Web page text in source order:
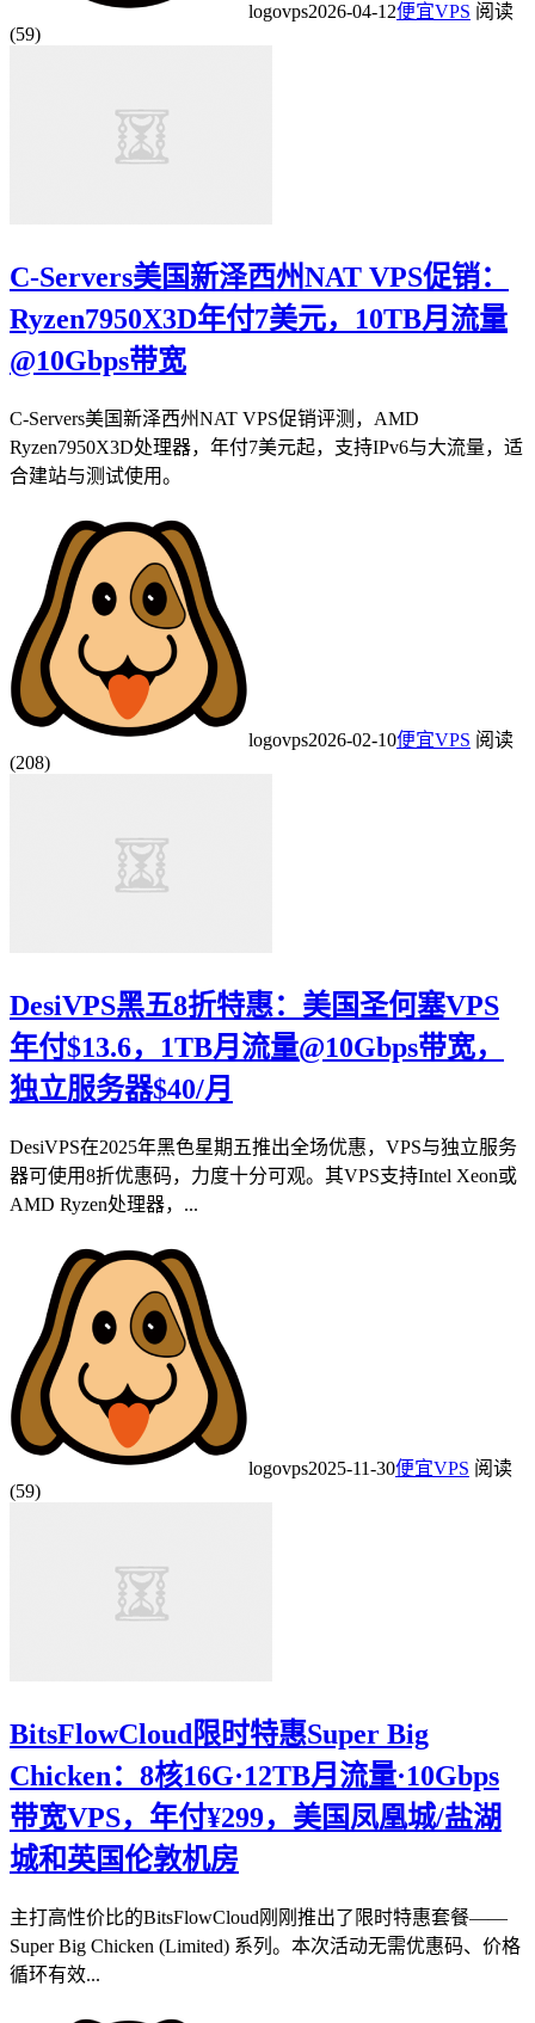
logovps2026-04-12便宜VPS 阅读
(59)
C-Servers美国新泽西州NAT VPS促销：
Ryzen7950X3D年付7美元，10TB月流量
@10Gbps带宽
C-Servers美国新泽西州NAT VPS促销评测，AMD
Ryzen7950X3D处理器，年付7美元起，支持IPv6与大流量，适
合建站与测试使用。
logovps2026-02-10便宜VPS 阅读
(208)
DesiVPS黑五8折特惠：美国圣何塞VPS
年付$13.6，1TB月流量@10Gbps带宽，
独立服务器$40/月
DesiVPS在2025年黑色星期五推出全场优惠，VPS与独立服务
器可使用8折优惠码，力度十分可观。其VPS支持Intel Xeon或
AMD Ryzen处理器，...
logovps2025-11-30便宜VPS 阅读
(59)
BitsFlowCloud限时特惠Super Big
Chicken：8核16G·12TB月流量·10Gbps
带宽VPS，年付¥299，美国凤凰城/盐湖
城和英国伦敦机房
主打高性价比的BitsFlowCloud刚刚推出了限时特惠套餐——
Super Big Chicken (Limited) 系列。本次活动无需优惠码、价格
循环有效...